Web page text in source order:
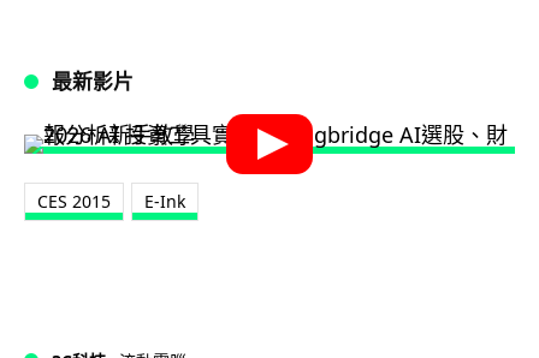
最新影片
CES 2015 E-Ink